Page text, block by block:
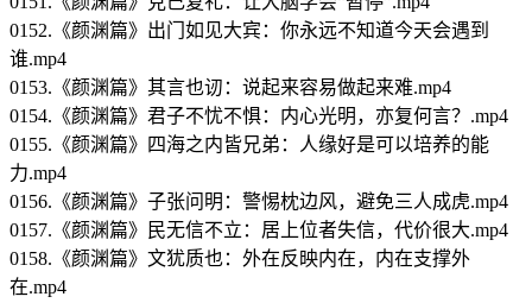
0152.《颜渊篇》出门如见大宾：你永远不知道今天会遇到
谁.mp4
0153.《颜渊篇》其言也讱：说起来容易做起来难.mp4
0154.《颜渊篇》君子不忧不惧：内心光明，亦复何言？.mp4
0155.《颜渊篇》四海之内皆兄弟：人缘好是可以培养的能
力.mp4
0156.《颜渊篇》子张问明：警惕枕边风，避免三人成虎.mp4
0157.《颜渊篇》民无信不立：居上位者失信，代价很大.mp4
0158.《颜渊篇》文犹质也：外在反映内在，内在支撑外
在.mp4